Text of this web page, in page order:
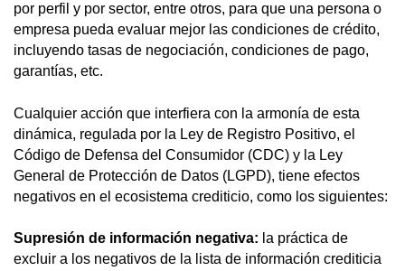
por perfil y por sector, entre otros, para que una persona o
empresa pueda evaluar mejor las condiciones de crédito,
incluyendo tasas de negociación, condiciones de pago,
garantías, etc.
Cualquier acción que interfiera con la armonía de esta
dinámica, regulada por la Ley de Registro Positivo, el
Código de Defensa del Consumidor (CDC) y la Ley
General de Protección de Datos (LGPD), tiene efectos
negativos en el ecosistema crediticio, como los siguientes:
Supresión de información negativa: la práctica de
excluir a los negativos de la lista de información crediticia